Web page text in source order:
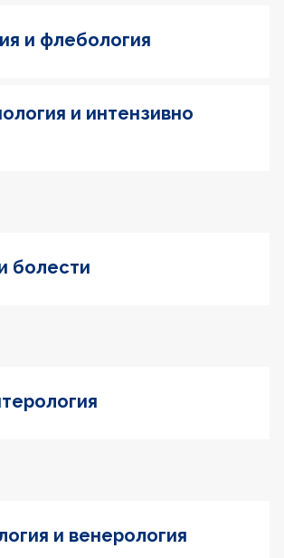
и флебология
и интензивно
болести
и венерология